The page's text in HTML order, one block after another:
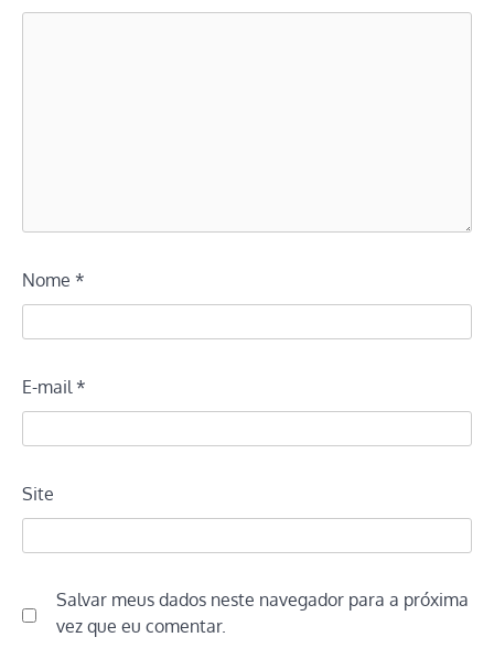
Nome *
E-mail *
Site
Salvar meus dados neste navegador para a próxima
vez que eu comentar.